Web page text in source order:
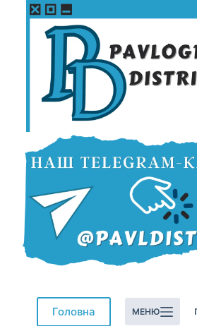
Перейти
Головна МЕНЮ